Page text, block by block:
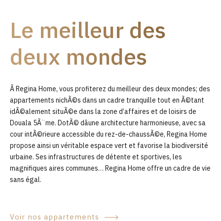
0
Le meilleur des
deux mondes
Ã Regina Home, vous profiterez du meilleur des deux mondes; des
appartements nichÃ©s dans un cadre tranquille tout en Ã©tant
idÃ©alement situÃ©e dans la zone d’affaires et de loisirs de
Douala 5Ã¨me. DotÃ© dâune architecture harmonieuse, avec sa
cour intÃ©rieure accessible du rez-de-chaussÃ©e, Regina Home
propose ainsi un véritable espace vert et favorise la biodiversité
urbaine. Ses infrastructures de détente et sportives, les
magnifiques aires communes… Regina Home offre un cadre de vie
sans égal.
Voir nos appartements